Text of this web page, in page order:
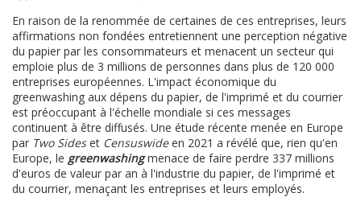
En raison de la renommée de certaines de ces entreprises, leurs
affirmations non fondées entretiennent une perception négative
du papier par les consommateurs et menacent un secteur qui
emploie plus de 3 millions de personnes dans plus de 120 000
entreprises européennes. L'impact économique du
greenwashing aux dépens du papier, de l'imprimé et du courrier
est préoccupant à l'échelle mondiale si ces messages
continuent à être diffusés. Une étude récente menée en Europe
par Two Sideset Censuswideen 2021 a révélé que, rien qu'en
Europe, le greenwashingmenace de faire perdre 337 millions
d'euros de valeur par an à l'industrie du papier, de l'imprimé et
du courrier, menaçant les entreprises et leurs employés.